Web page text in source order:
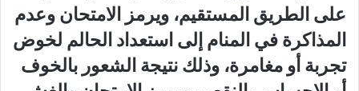
على الطريق المستقيم، ويرمز الامتحان وعدم
المذاكرة في المنام إلى استعداد الحالم لخوض
تجربة أو مغامرة، وذلك نتيجة الشعور بالخوف